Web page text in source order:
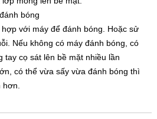
bóng
với máy để đánh bóng. Hoặc sử
Nếu không có máy đánh bóng, có
tay cọ sát lên bề mặt nhiều lần
có thể vừa sấy vừa đánh bóng thì